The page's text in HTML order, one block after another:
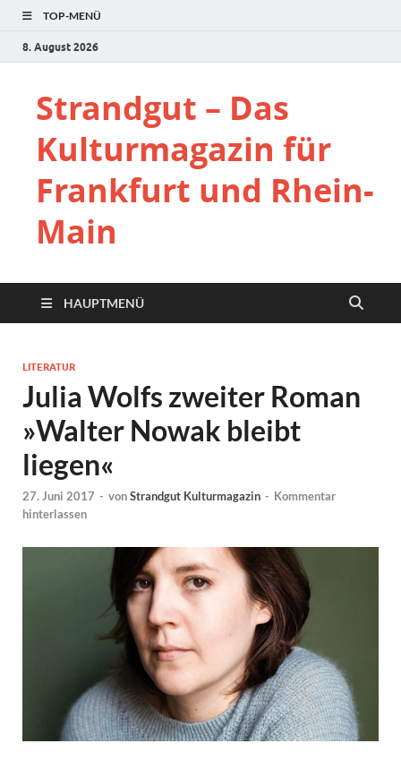
TOP-MENÜ
8. August 2026
Strandgut – Das
Kulturmagazin für
Frankfurt und Rhein-
Main
HAUPTMENÜ
LITERATUR
Julia Wolfs zweiter Roman
»Walter Nowak bleibt
liegen«
27. Juni 2017 - vonStrandgut Kulturmagazin - Kommentar
hinterlassen